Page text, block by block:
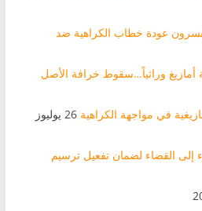
عودة خطاب الكراهية ضد
المغاربة أمازيغ وراثياً…سقوط خرافة الأصل
في مواجهة الكراهية
26 يوليوز
إلى القضاء لضمان تفعيل ترسيم